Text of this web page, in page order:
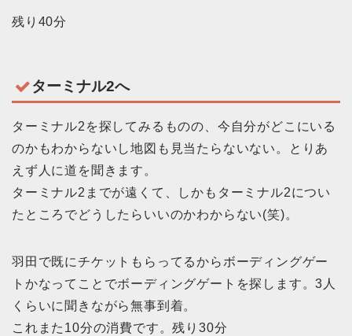
残り40分
ターミナル2へ
ターミナル2を探してみるものの、今自分がどこにいる
のかもわからないし地図も見当たらないない。とりあ
えず人に道を聞きます。
ターミナル2までが遠くて、しかもターミナル2につい
たところでどうしたらいいのかわからない(笑)。
羽田で既にチケットもらってるからボーディングゲー
トかなってことでボーディングゲートを探します。3人
くらいに聞きながら無事到着。
これまた10分の消費です。残り30分